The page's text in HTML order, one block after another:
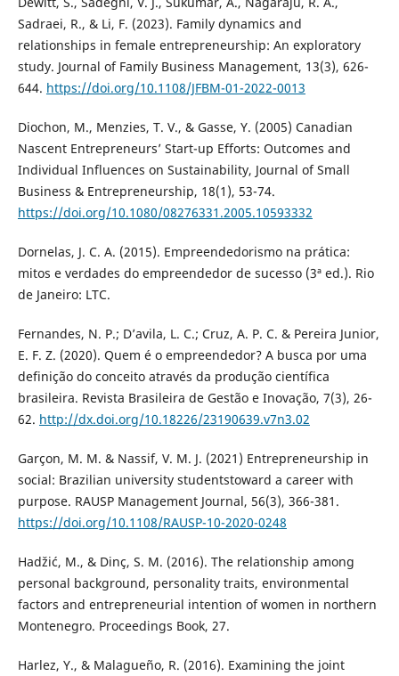
Sadraei, R., & Li, F. (2023). Family dynamics and
relationships in female entrepreneurship: An exploratory
study. Journal of Family Business Management, 13(3), 626-
644. https://doi.org/10.1108/JFBM-01-2022-0013
Diochon, M., Menzies, T. V., & Gasse, Y. (2005) Canadian
Nascent Entrepreneurs’ Start-up Efforts: Outcomes and
Individual Influences on Sustainability, Journal of Small
Business & Entrepreneurship, 18(1), 53-74.
https://doi.org/10.1080/08276331.2005.10593332
Dornelas, J. C. A. (2015). Empreendedorismo na prática:
mitos e verdades do empreendedor de sucesso (3ª ed.). Rio
de Janeiro: LTC.
Fernandes, N. P.; D’avila, L. C.; Cruz, A. P. C. & Pereira Junior,
E. F. Z. (2020). Quem é o empreendedor? A busca por uma
definição do conceito através da produção científica
brasileira. Revista Brasileira de Gestão e Inovação, 7(3), 26-
62. http://dx.doi.org/10.18226/23190639.v7n3.02
Garçon, M. M. & Nassif, V. M. J. (2021) Entrepreneurship in
social: Brazilian university studentstoward a career with
purpose. RAUSP Management Journal, 56(3), 366-381.
https://doi.org/10.1108/RAUSP-10-2020-0248
Hadžić, M., & Dinç, S. M. (2016). The relationship among
personal background, personality traits, environmental
factors and entrepreneurial intention of women in northern
Montenegro. Proceedings Book, 27.
Harlez, Y., & Malagueño, R. (2016). Examining the joint